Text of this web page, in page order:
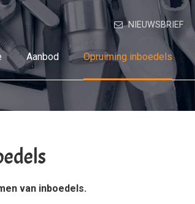
NIEUWSBRIEF
Aanbod Opruiming inboedels
van inboedels.